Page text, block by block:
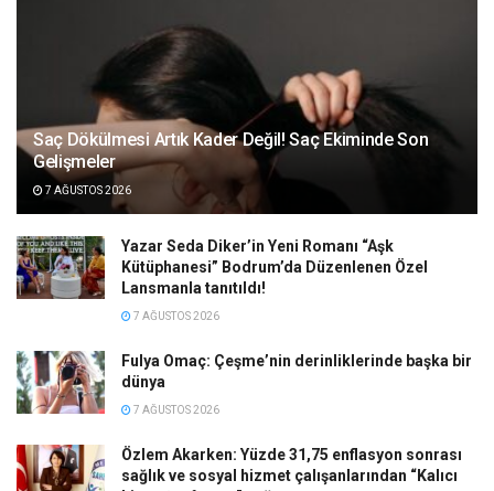
Saç Dökülmesi Artık Kader Değil! Saç Ekiminde Son
Gelişmeler
7 AĞUSTOS 2026
Yazar Seda Diker’in Yeni Romanı “Aşk
Kütüphanesi” Bodrum’da Düzenlenen Özel
Lansmanla tanıtıldı!
7 AĞUSTOS 2026
Fulya Omaç: Çeşme’nin derinliklerinde başka bir
dünya
7 AĞUSTOS 2026
Özlem Akarken: Yüzde 31,75 enflasyon sonrası
sağlık ve sosyal hizmet çalışanlarından “Kalıcı